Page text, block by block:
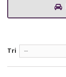
Tri --